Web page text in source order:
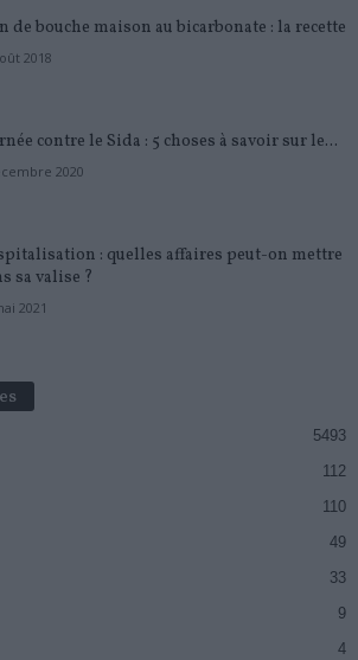
de bouche maison au bicarbonate : la recette
2018
contre le Sida : 5 choses à savoir sur le...
2020
: quelles affaires peut-on mettre
sa valise ?
2021
5493
112
110
49
33
9
4